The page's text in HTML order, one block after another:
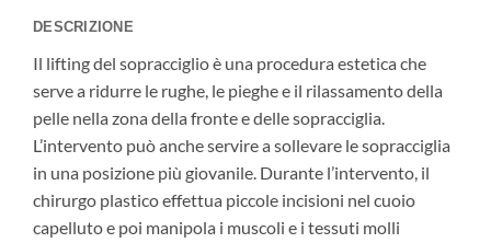
DESCRIZIONE
Il lifting del sopracciglio è una procedura estetica che
serve a ridurre le rughe, le pieghe e il rilassamento della
pelle nella zona della fronte e delle sopracciglia.
L’intervento può anche servire a sollevare le sopracciglia
in una posizione più giovanile. Durante l’intervento, il
chirurgo plastico effettua piccole incisioni nel cuoio
capelluto e poi manipola i muscoli e i tessuti molli